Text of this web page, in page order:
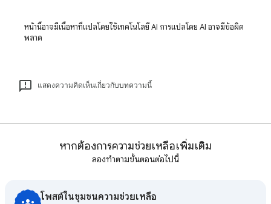
หน้านี้อาจมีเนื้อหาที่แปลโดยใช้เทคโนโลยี AI การแปลโดย AI อาจมีข้อผิด
พลาด
แสดงความคิดเห็นเกี่ยวกับบทความนี้
หากต้องการความช่วยเหลือเพิ่มเติม
ลองทำตามขั้นตอนต่อไปนี้
โพสต์ในชุมชนความช่วยเหลือ